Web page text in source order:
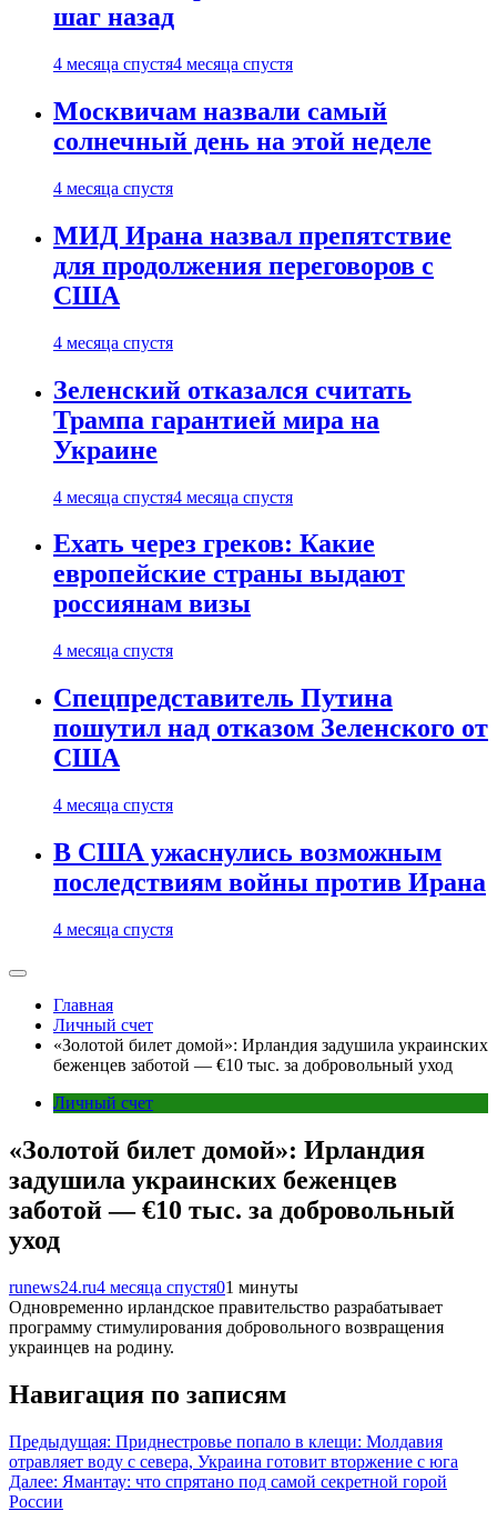
шаг назад
4 месяца спустя4 месяца спустя
Москвичам назвали самый
солнечный день на этой неделе
4 месяца спустя
МИД Ирана назвал препятствие
для продолжения переговоров с
США
4 месяца спустя
Зеленский отказался считать
Трампа гарантией мира на
Украине
4 месяца спустя4 месяца спустя
Ехать через греков: Какие
европейские страны выдают
россиянам визы
4 месяца спустя
Спецпредставитель Путина
пошутил над отказом Зеленского от
США
4 месяца спустя
В США ужаснулись возможным
последствиям войны против Ирана
4 месяца спустя
Главная
Личный счет
«Золотой билет домой»: Ирландия задушила украинских
беженцев заботой — €10 тыс. за добровольный уход
Личный счет
«Золотой билет домой»: Ирландия
задушила украинских беженцев
заботой — €10 тыс. за добровольный
уход
runews24.ru4 месяца спустя01 минуты
Одновременно ирландское правительство разрабатывает
программу стимулирования добровольного возвращения
украинцев на родину.
Навигация по записям
Предыдущая: Приднестровье попало в клещи: Молдавия
отравляет воду с севера, Украина готовит вторжение с юга
Далее: Ямантау: что спрятано под самой секретной горой
России